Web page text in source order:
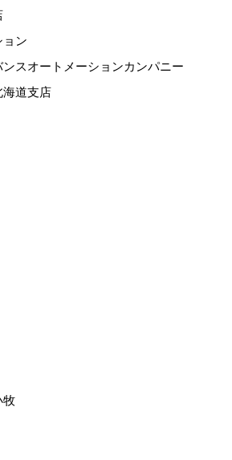
ョン
スオートメーションカンパニー
海道支店
牧